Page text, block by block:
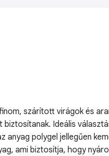
szárított virágok és
Ideális
anyag polygel jellegűen
ami biztosítja, hogy